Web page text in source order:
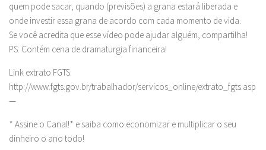
quem pode sacar, quando (previsões) a grana estará liberada e
onde investir essa grana de acordo com cada momento de vida.
Se você acredita que esse vídeo pode ajudar alguém, compartilha!
PS: Contém cena de dramaturgia financeira!
Link extrato FGTS:
http://www.fgts.gov.br/trabalhador/servicos_online/extrato_fgts.asp
—
* Assine o Canal!* e saiba como economizar e multiplicar o seu
dinheiro o ano todo!